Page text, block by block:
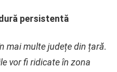
persistentă
mai multe județe din țară.
vor fi ridicate în zona